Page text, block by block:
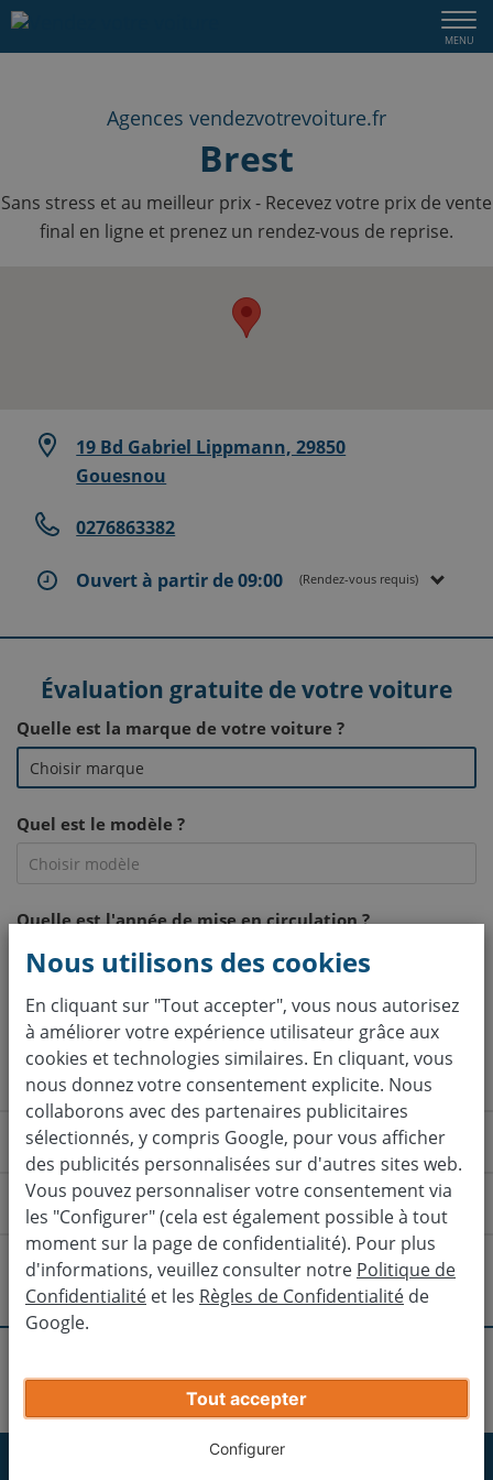
MENU
Agences vendezvotrevoiture.fr
Brest
Sans stress et au meilleur prix - Recevez votre prix de vente
final en ligne et prenez un rendez-vous de reprise.
19 Bd Gabriel Lippmann, 29850
Gouesnou
0276863382
Ouvert à partir de 09:00 (Rendez-vous requis)
Évaluation gratuite de votre voiture
Quelle est la marque de votre voiture ?
Quel est le modèle ?
Quelle est l'année de mise en circulation ?
Évaluez gratuitement
Comment ça fonctionne ?
Entrez les informations de votre voiture
Comment puis-je me rendre à l'agence ?
Depuis la gare de Brest Depuis la
Prendre vers l'est le Bd Gambetta vers rue de la
gauche rue P. Semard.
Au rdpt, prendre la 1ère sortie, continuez rue de Valmy
puis prendre la sortie rue de Paris.
Y a-t-il d'autres agences à proximité ?
Quimper
LorientAgences Gouesnou Brest
Abonnez-vous maintenant à notre
Nous utilisons des cookies
En cliquant sur "Tout accepter", vous nous autorisez
à améliorer votre expérience utilisateur grâce aux
cookies et technologies similaires. En cliquant, vous
nous donnez votre consentement explicite. Nous
collaborons avec des partenaires publicitaires
sélectionnés, y compris Google, pour vous afficher
des publicités personnalisées sur d'autres sites web.
Vous pouvez personnaliser votre consentement via
les "Configurer" (cela est également possible à tout
moment sur la page de confidentialité). Pour plus
d'informations, veuillez consulter notre Politique de
Confidentialité et les Règles de Confidentialité de
Google.
Tout accepter
Configurer